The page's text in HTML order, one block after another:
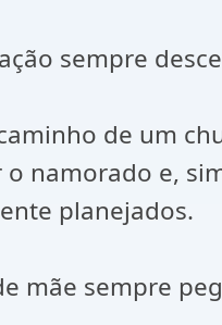
sempre
de um
namorado e,
planejados.
mãe sempre